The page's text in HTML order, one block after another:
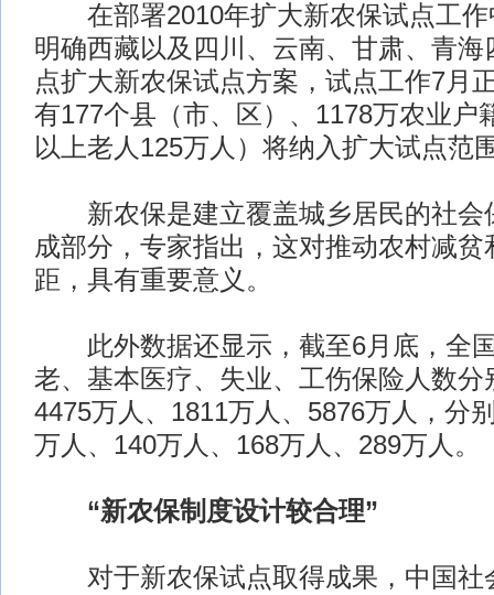
在部署2010年扩大新农保试点工作
明确西藏以及四川、云南、甘肃、青海
点扩大新农保试点方案，试点工作7月
有177个县（市、区）、1178万农业户
以上老人125万人）将纳入扩大试点范
新农保是建立覆盖城乡居民的社会
成部分，专家指出，这对推动农村减
距，具有重要意义。
此外数据还显示，截至6月底，全
老、基本医疗、失业、工伤保险人数分
4475万人、1811万人、5876万人，分
万人、140万人、168万人、289万人。
“新农保制度设计较合理”
对于新农保试点取得成果，中国社